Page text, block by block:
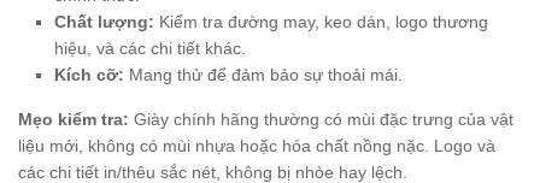
Chất lượng: Kiểm tra đường may, keo dán, logo thương
hiệu, và các chi tiết khác.
Kích cỡ: Mang thử để đảm bảo sự thoải mái.
Mẹo kiểm tra: Giày chính hãng thường có mùi đặc trưng của vật
liệu mới, không có mùi nhựa hoặc hóa chất nồng nặc. Logo và
các chi tiết in/thêu sắc nét, không bị nhòe hay lệch.